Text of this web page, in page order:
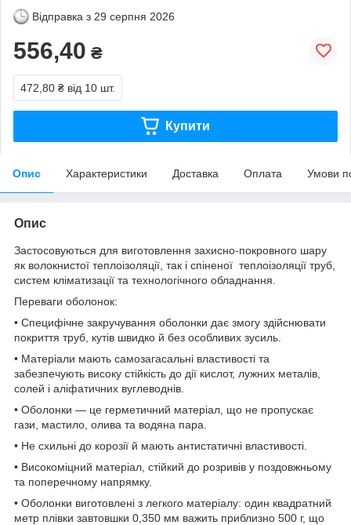
Відправка з 29 серпня 2026
556,40 ₴
472,80 ₴ від 10 шт.
Купити
Опис Характеристики Доставка Оплата Умови
Опис
Застосовуються для виготовлення захисно-покровного шару
як волокнистої теплоізоляції, так і спіненої теплоізоляції труб,
систем кліматизації та технологічного обладнання.
Переваги оболонок:
• Специфічне закручування оболонки дає змогу здійснювати
покриття труб, кутів швидко й без особливих зусиль.
• Матеріали мають самозагасальні властивості та
забезпечують високу стійкість до дії кислот, лужних металів,
солей і аліфатичних вуглеводнів.
• Оболонки — це герметичний матеріал, що не пропускає
гази, мастило, олива та водяна пара.
• Не схильні до корозії й мають антистатичні властивості.
• Високоміцний матеріал, стійкий до розривів у поздовжньому
та поперечному напрямку.
• Оболонки виготовлені з легкого матеріалу: один квадратний
метр плівки завтовшки 0,350 мм важить приблизно 500 г, що